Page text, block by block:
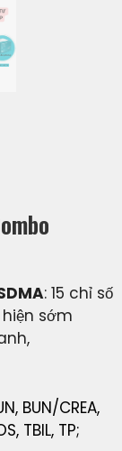
: 15 chỉ số
sớm
BUN/CREA,
TBIL, TP;